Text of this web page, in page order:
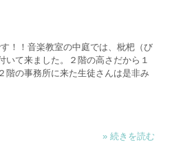
！！音楽教室の中庭では、枇杷（び
いて来ました。２階の高さだから１
階の事務所に来た生徒さんは是非み
» 続きを読む